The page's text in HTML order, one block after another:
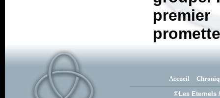
Accueil
©Les Eternels